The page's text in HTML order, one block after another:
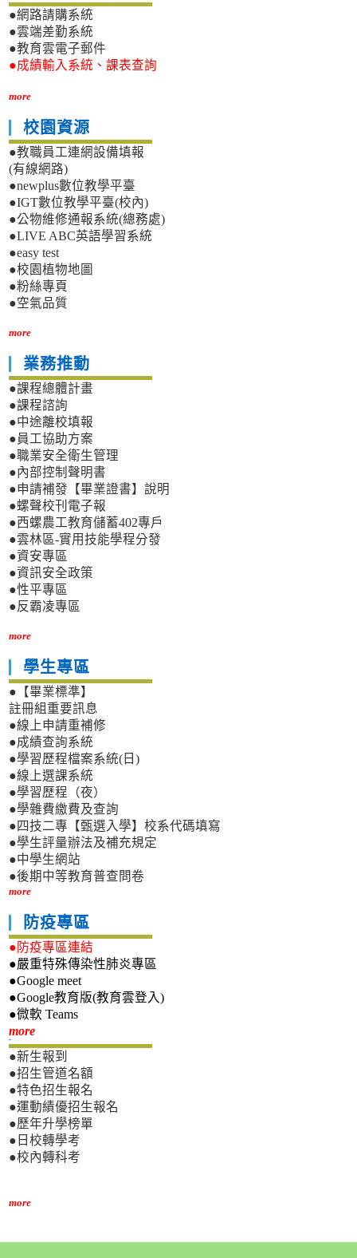
●網路請購系統
●雲端差勤系統
●教育雲電子郵件
●成績輸入系統、課表查詢
more
校園資源
●教職員工連網設備填報
(有線網路)
●newplus數位教學平臺
●IGT數位教學平臺(校內)
●公物維修通報系統(總務處)
●LIVE ABC英語學習系統
●easy test
●校園植物地圖
●粉絲專頁
●空氣品質
more
業務推動
●課程總體計畫
●課程諮詢
●中途離校填報
●員工協助方案
●職業安全衛生管理
●內部控制聲明書
●申請補發【畢業證書】說明
●螺聲校刊電子報
●西螺農工教育儲蓄402專戶
●雲林區-實用技能學程分發
●資安專區
●資訊安全政策
●性平專區
●反霸凌專區
more
學生專區
●【畢業標準】
註冊組重要訊息
●線上申請重補修
●成績查詢系統
●學習歷程檔案系統(日)
●線上選課系統
●學習歷程（夜）
●學雜費繳費及查詢
●四技二專【甄選入學】校系代碼填寫
●學生評量辦法及補充規定
●中學生網站
●後期中等教育普查問卷
more
防疫專區
●防疫專區連結
●嚴重特殊傳染性肺炎專區
●Google meet
●Google教育版(教育雲登入)
●微軟 Teams
more新生專區
●新生報到
●招生管道名額
●特色招生報名
●運動績優招生報名
●歷年升學榜單
●日校轉學考
●校內轉科考
more